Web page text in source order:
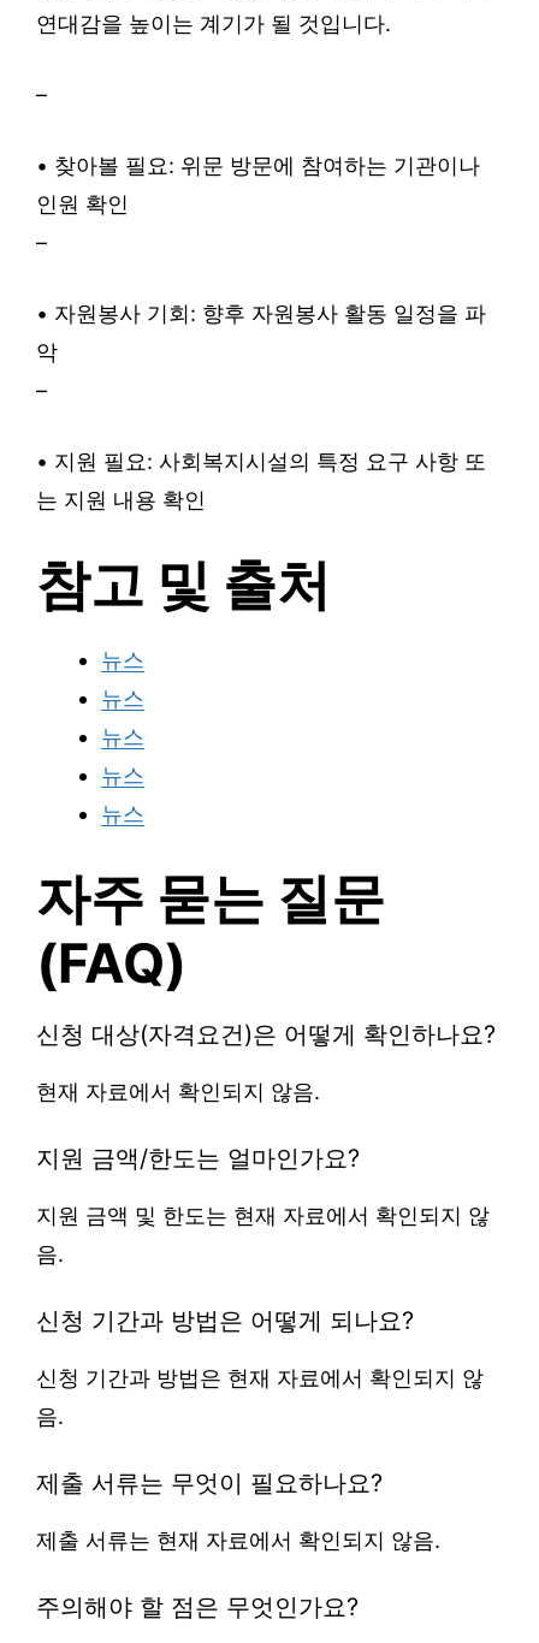
연대감을 높이는 계기가 될 것입니다.
–
• 찾아볼 필요: 위문 방문에 참여하는 기관이나
인원 확인
–
• 자원봉사 기회: 향후 자원봉사 활동 일정을 파
악
–
• 지원 필요: 사회복지시설의 특정 요구 사항 또
는 지원 내용 확인
참고 및 출처
뉴스
뉴스
뉴스
뉴스
뉴스
자주 묻는 질문
(FAQ)
신청 대상(자격요건)은 어떻게 확인하나요?
현재 자료에서 확인되지 않음.
지원 금액/한도는 얼마인가요?
지원 금액 및 한도는 현재 자료에서 확인되지 않
음.
신청 기간과 방법은 어떻게 되나요?
신청 기간과 방법은 현재 자료에서 확인되지 않
음.
제출 서류는 무엇이 필요하나요?
제출 서류는 현재 자료에서 확인되지 않음.
주의해야 할 점은 무엇인가요?